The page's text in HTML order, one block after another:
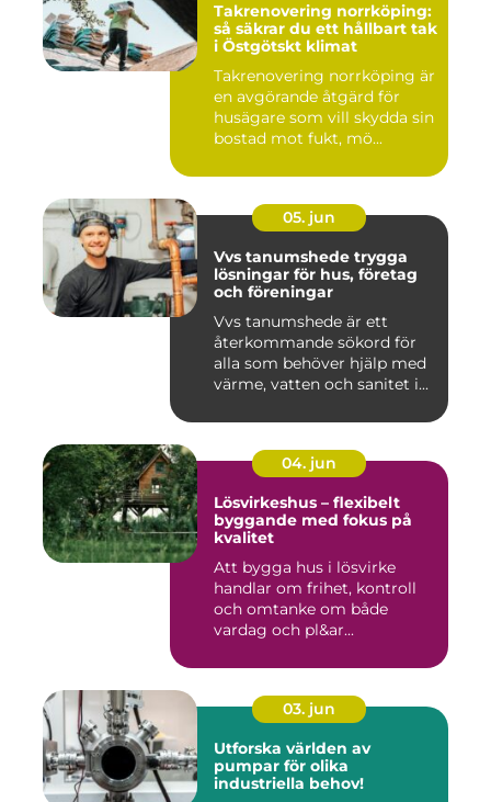
Takrenovering norrköping:
så säkrar du ett hållbart tak
i Östgötskt klimat
Takrenovering norrköping är
en avgörande åtgärd för
husägare som vill skydda sin
bostad mot fukt, mö...
05. jun
Vvs tanumshede trygga
lösningar för hus, företag
och föreningar
Vvs tanumshede är ett
återkommande sökord för
alla som behöver hjälp med
värme, vatten och sanitet i...
04. jun
Lösvirkeshus – flexibelt
byggande med fokus på
kvalitet
Att bygga hus i lösvirke
handlar om frihet, kontroll
och omtanke om både
vardag och pl&ar...
03. jun
Utforska världen av
pumpar för olika
industriella behov!